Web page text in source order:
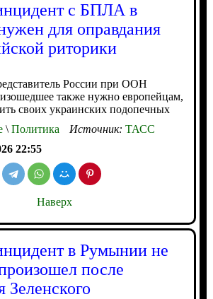
с БПЛА в
для оправдания
риторики
России при ООН
также нужно европейцам,
своих украинских подопечных
\Политика Источник: ТАСС
22:55
Наверх
в Румынии не
после
Зеленского